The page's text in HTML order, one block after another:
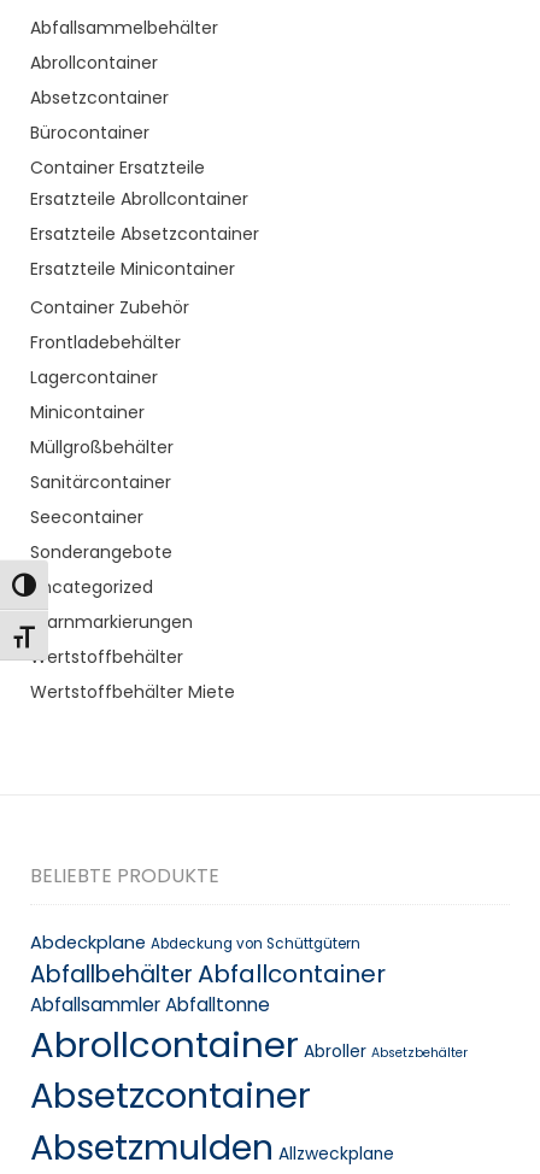
Toggle High Contrast
Toggle Font size
Abfallsammelbehälter
Abrollcontainer
Absetzcontainer
Bürocontainer
Container Ersatzteile
Ersatzteile Abrollcontainer
Ersatzteile Absetzcontainer
Ersatzteile Minicontainer
Container Zubehör
Frontladebehälter
Lagercontainer
Minicontainer
Müllgroßbehälter
Sanitärcontainer
Seecontainer
Sonderangebote
Uncategorized
Warnmarkierungen
Wertstoffbehälter
Wertstoffbehälter Miete
BELIEBTE PRODUKTE
Abdeckplane Abdeckung von Schüttgütern
AbfallbehälterAbfallcontainer
AbfallsammlerAbfalltonne
Abrollcontainer Abroller Absetzbehälter
Absetzcontainer
Absetzmulden Allzweckplane